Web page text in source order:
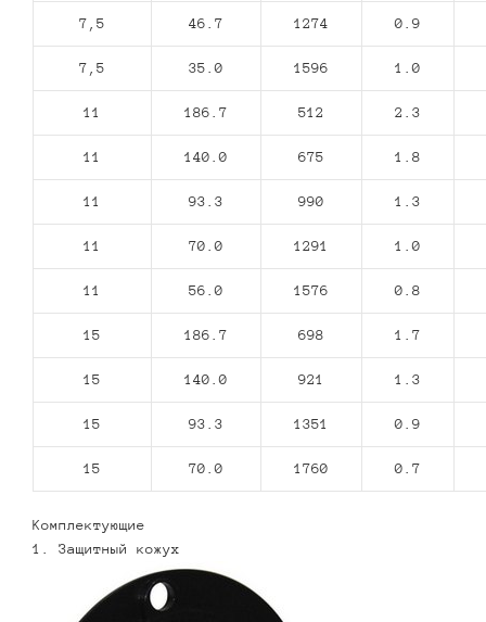
7,5 46.7 1274 0.9
7,5 35.0 1596 1.0
11 186.7 512 2.3
11 140.0 675 1.8
11 93.3 990 1.3
11 70.0 1291 1.0
11 56.0 1576 0.8
15 186.7 698 1.7
15 140.0 921 1.3
15 93.3 1351 0.9
15 70.0 1760 0.7
Комплектующие
1. Защитный кожух